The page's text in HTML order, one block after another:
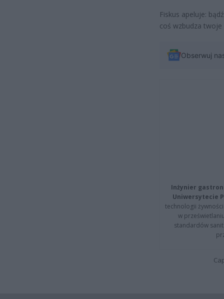
Fiskus apeluje:
coś wzbudza
Obserwuj
Inżynier
Uniwersytecie
technologii
w
standardów